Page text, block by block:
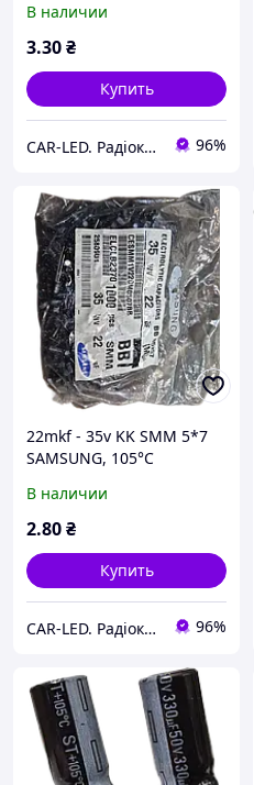
електролітичний
В наличии
3.30₴
Купить
CAR-LED. Радіокомпоненти та LED освітлення. 96%
22mkf - 35v KK SMM 5*7
SAMSUNG, 105°C
електролітичний
В наличии
2.80₴
Купить
CAR-LED. Радіокомпоненти та LED освітлення. 96%